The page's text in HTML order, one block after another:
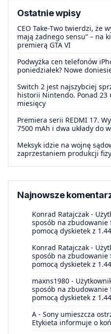
Ostatnie wpisy
CEO Take-Two twierdzi, że
mają żadnego sensu” – na
premierą GTA VI
Podwyżka cen telefonów
poniedziałek? Nowe
Switch 2 jest najszybciej
historii Nintendo. Ponad 23
miesięcy
Premiera serii REDMI 17.
7500 mAh i dwa układy do
Meksyk idzie na wojnę
zaprzestaniem produkcji
Najnowsze
Konrad Ratajczak -
sposób na zbudowanie
pomocą dyskietek z
Konrad Ratajczak -
sposób na zbudowanie
pomocą dyskietek z
maxns1980 -
sposób na zbudowanie
pomocą dyskietek z
A - Sony umieszcza
Etykieta informuje o